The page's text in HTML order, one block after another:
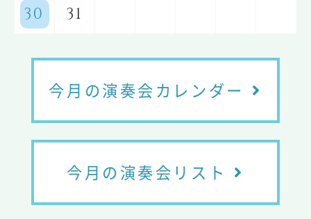
30
31
今月の演奏会カレンダー
今月の演奏会リスト